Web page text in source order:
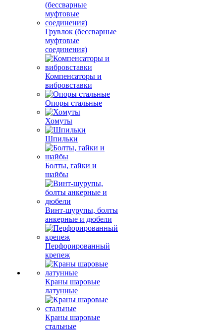
Грувлок (бессварные
муфтовые
соединения)
Компенсаторы и
вибровставки
Опоры стальные
Хомуты
Шпильки
Болты, гайки и
шайбы
Винт-шурупы, болты
анкерные и дюбели
Перфорированный
крепеж
Краны шаровые
латунные
Краны шаровые
стальные